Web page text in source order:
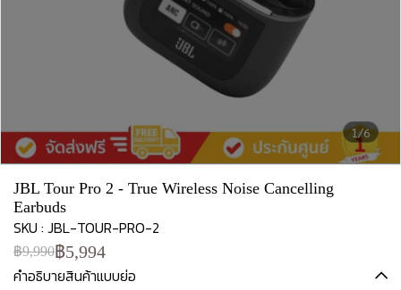
1/6
JBL Tour Pro 2 - True Wireless Noise Cancelling
Earbuds
SKU : JBL-TOUR-PRO-2
฿9,990฿5,994
คำอธิบายสินค้าแบบย่อ